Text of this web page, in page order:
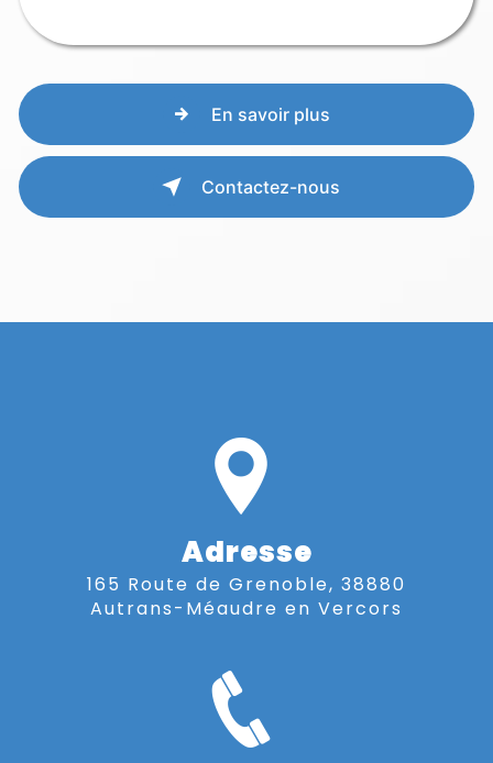
En savoir plus
Contactez-nous
Adresse
165 Route de Grenoble, 38880
Autrans-Méaudre en Vercors